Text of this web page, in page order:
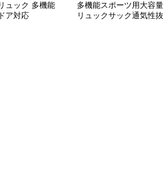
ュック 多機能
ア対応
多機能スポーツ用大容量
リュックサック通気性抜